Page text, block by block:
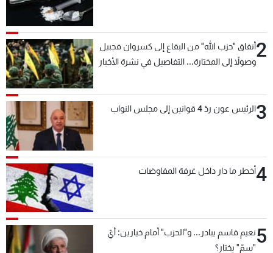
2أنفاق "حزب الله" من البقاع إلى كسروان فجبيل
وصولاً إلى المختارة... التفاصيل في نشرة الأخبار
3الرئيس عون ردّ 4 قوانين إلى مجلس النواب
4أخطر ما دار داخل غرفة المفاوضات
5نعيم قاسم يبادر... و"الحزب" أمام خيارين: أيّ
"سمّ" يختار؟